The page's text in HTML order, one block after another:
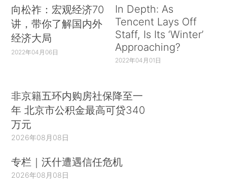
向松祚：宏观经济70
讲，带你了解国内外
经济大局
2022年04月06日
In Depth: As
Tencent Lays Off
Staff, Is Its ‘Winter’
Approaching?
2022年04月01日
非京籍五环内购房社保降至一
年 北京市公积金最高可贷340
万元
2026年08月08日
专栏｜沃什遭遇信任危机
2026年08月08日